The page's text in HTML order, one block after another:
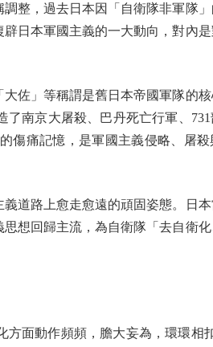
整，過去日本因「自衛隊非軍隊
日本軍國主義的一大動向，對內
佐」等稱謂是舊日本帝國軍隊的
南京大屠殺、巴丹死亡行軍、
傷痛記憶，是軍國主義侵略、屠
道路上愈走愈遠的頑固姿態。日本
想回歸主流，為自衛隊「去自衛化
面動作頻頻，膽大妄為，環環相